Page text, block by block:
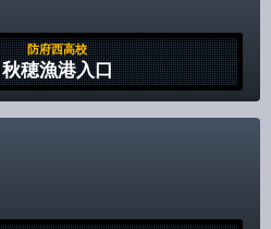
防府西高校
秋穂漁港入口